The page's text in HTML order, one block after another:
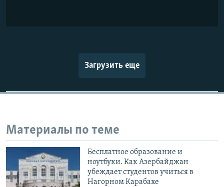
Загрузить еще
Материалы по теме
Бесплатное образование и
ноутбуки. Как Азербайджан
убеждает студентов учиться в
Нагорном Карабахе